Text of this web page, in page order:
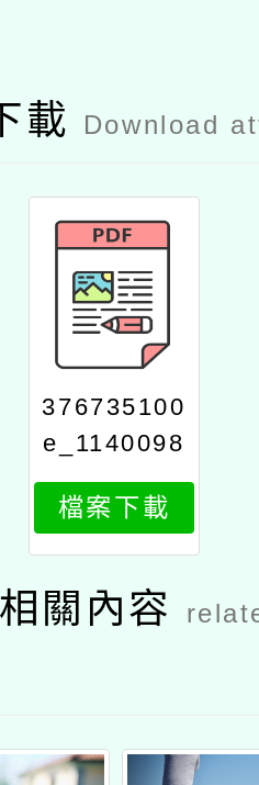
載 Download
376735100
e_1140098
120_attach
1
檔案下載
關內容